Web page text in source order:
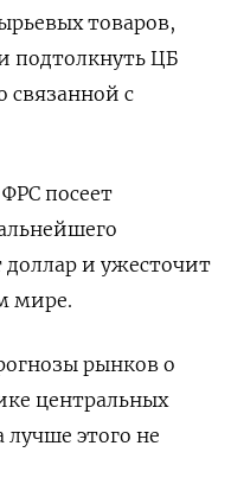
товаров,
подтолкнуть ЦБ
связанной с
посеет
и ужесточит
мире.
рынков о
центральных
этого не